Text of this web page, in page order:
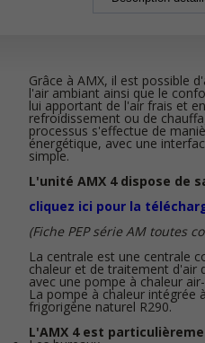
Grâce à AMX, il est possible
l'air ambiant ainsi que le
lui apportant de l'air frais et
refroidissement ou de
processus s'effectue de
énergétique, avec une
simple.
L'unité AMX 4 dispose de
cliquez ici pour la
(Fiche PEP série AM toutes
La centrale est une centrale
chaleur et de traitement d'air
avec une pompe à chaleur
La pompe à chaleur intégrée
frigorigène naturel R290.
L'AMX 4 est